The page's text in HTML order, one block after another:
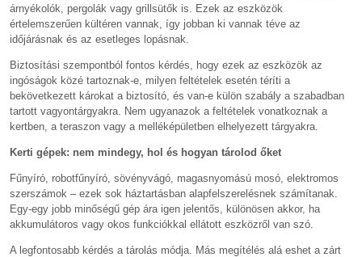
árnyékolók, pergolák vagy grillsütők is. Ezek az eszközök
értelemszerűen kültéren vannak, így jobban ki vannak téve az
időjárásnak és az esetleges lopásnak.
Biztosítási szempontból fontos kérdés, hogy ezek az eszközök az
ingóságok közé tartoznak-e, milyen feltételek esetén téríti a
bekövetkezett károkat a biztosító, és van-e külön szabály a szabadban
tartott vagyontárgyakra. Nem ugyanazok a feltételek vonatkoznak a
kertben, a teraszon vagy a melléképületben elhelyezett tárgyakra.
Kerti gépek: nem mindegy, hol és hogyan tárolod őket
Fűnyíró, robotfűnyíró, sövényvágó, magasnyomású mosó, elektromos
szerszámok – ezek sok háztartásban alapfelszerelésnek számítanak.
Egy-egy jobb minőségű gép ára igen jelentős, különösen akkor, ha
akkumulátoros vagy okos funkciókkal ellátott eszközről van szó.
A legfontosabb kérdés a tárolás módja. Más megítélés alá eshet a zárt